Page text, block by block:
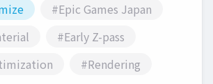
#Epic Games Japan
#Early Z-pass
#Rendering